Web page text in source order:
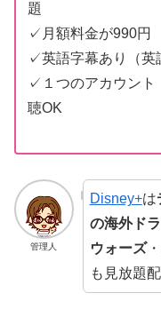
題
✓月額料金が990円
✓英語字幕あり（英
✓１つのアカウント
聴OK
管理人
Disney+は
の海外ド
ウォーズ・
も見放題